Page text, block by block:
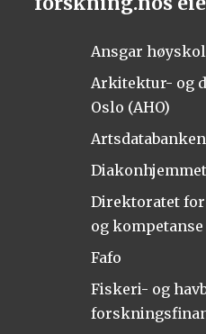
Ansgar
Arkitektur- og
Oslo (AHO)
Artsdatabanken
Direktoratet
og kompetanse
Fafo
Fiskeri- og